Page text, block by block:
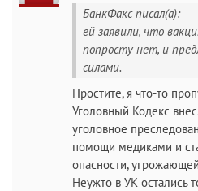
БанкФакс писал(а):
ей заявили, что
попросту нет, и
силами.
Простите, я что-то
Уголовный Кодекс
уголовное
помощи медиками и
опасности,
Неужто в УК остались